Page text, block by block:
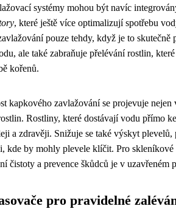
systémy mohou být navíc
, které ještě více optimalizují spotřebu
pouze tehdy, když je to
ale také zabraňuje přelévání rostlin,
kořenů.
kapkového zavlažování se projevuje nejen
Rostliny, které dostávají vodu přímo
a zdravěji. Snižuje se také výskyt plevelů,
kde by mohly plevele klíčit. Pro skleníkové
čistoty a prevence škůdců je v uzavřeném
pro pravidelné